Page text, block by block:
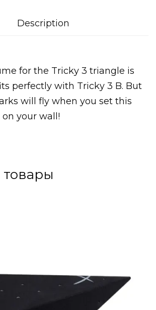
Description
for the Tricky 3 triangle is
perfectly with Tricky 3 B. But
will fly when you set this
your wall!